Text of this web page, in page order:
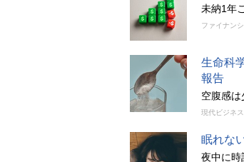
未納1年
ファイナン
生命科
報告
空腹感
現代ビジネス
眠れな
夜中に時